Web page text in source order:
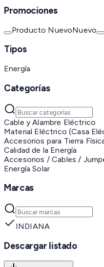
Promociones
Producto NuevoNuevo
Tipos
Energía
Categorías
Cable y Alambre Eléctrico
Material Eléctrico (Casa
Accesorios para Tierra
Calidad de la Energía
Accesorios / Cables /
Energía Solar
Marcas
INDIANA
Descargar listado